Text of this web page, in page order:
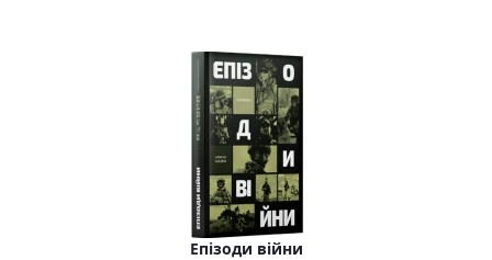
Епізоди війни